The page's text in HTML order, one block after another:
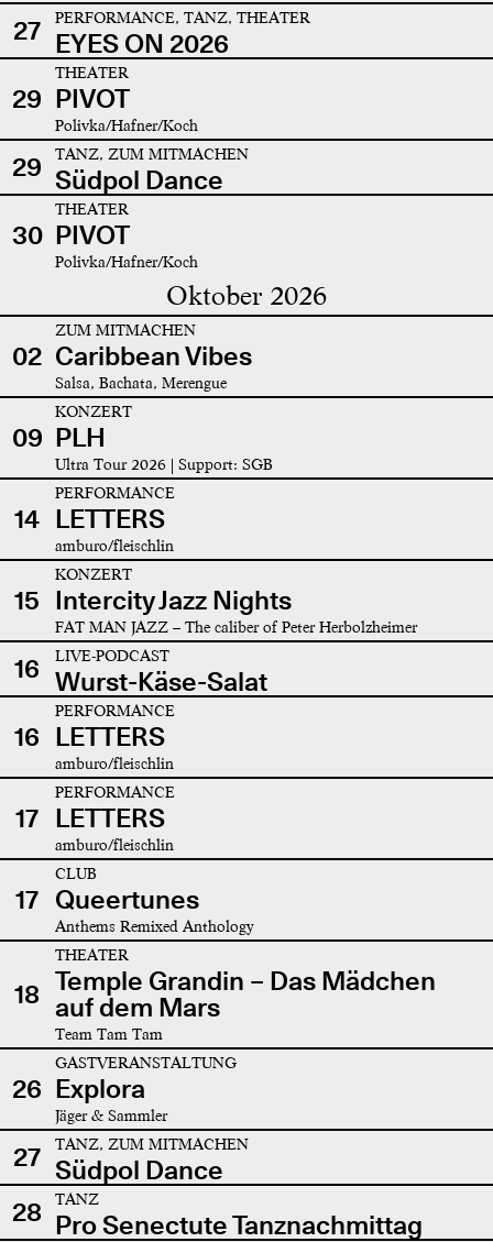
27 PERFORMANCE, TANZ, THEATER
EYES ON 2026
29
THEATER
PIVOT
Polivka/Hafner/Koch
29 TANZ, ZUM MITMACHEN
Südpol Dance
30
THEATER
PIVOT
Polivka/Hafner/Koch
Oktober 2026
02
ZUM MITMACHEN
Caribbean Vibes
Salsa, Bachata, Merengue
09
KONZERT
PLH
Ultra Tour 2026 | Support: SGB
14
PERFORMANCE
LETTERS
amburo/fleischlin
15
KONZERT
Intercity Jazz Nights
FAT MAN JAZZ – The caliber of Peter Herbolzheimer
16 LIVE-PODCAST
Wurst-Käse-Salat
16
PERFORMANCE
LETTERS
amburo/fleischlin
17
PERFORMANCE
LETTERS
amburo/fleischlin
17
CLUB
Queertunes
Anthems Remixed Anthology
18
THEATER
Temple Grandin – Das Mädchen
auf dem Mars
Team Tam Tam
26
GASTVERANSTALTUNG
Explora
Jäger & Sammler
27 TANZ, ZUM MITMACHEN
Südpol Dance
28
TANZ
Pro Senectute Tanznachmittag